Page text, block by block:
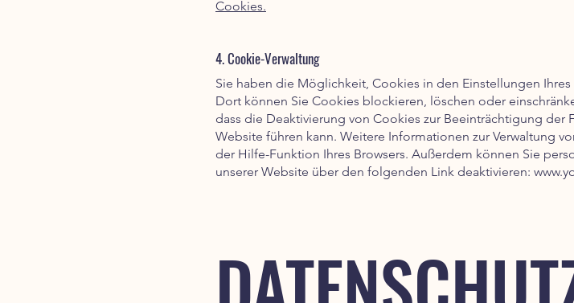
Cookies.
4. Cookie-Verwaltung
Sie haben die Möglichkeit, Cookies in den Einstellungen Ihres
Dort können Sie Cookies blockieren, löschen oder
dass die Deaktivierung von Cookies zur Beeinträchtigung der
Website führen kann. Weitere Informationen zur Verwaltung
der Hilfe-Funktion Ihres Browsers. Außerdem können Sie
unserer Website über den folgenden Link deaktivieren: